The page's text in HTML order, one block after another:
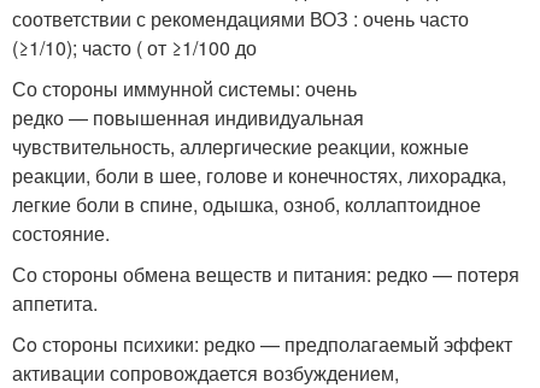
соответствии с рекомендациями ВОЗ : очень часто
(≥1/10); часто ( от ≥1/100 до
Со стороны иммунной системы: очень
редко — повышенная индивидуальная
чувствительность, аллергические реакции, кожные
реакции, боли в шее, голове и конечностях, лихорадка,
легкие боли в спине, одышка, озноб, коллаптоидное
состояние.
Со стороны обмена веществ и питания: редко — потеря
аппетита.
Co стороны психики: редко — предполагаемый эффект
активации сопровождается возбуждением,